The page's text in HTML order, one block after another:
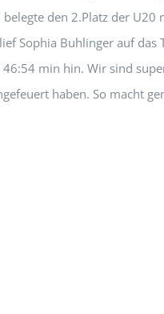
den 2.Platz der
Sophia Buhlinger auf
min hin. Wir sind
haben. So macht